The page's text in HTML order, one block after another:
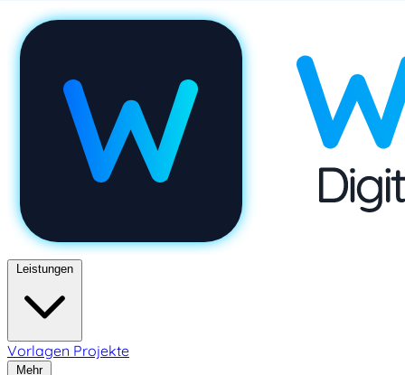
Vorlagen Projekte
Mehr